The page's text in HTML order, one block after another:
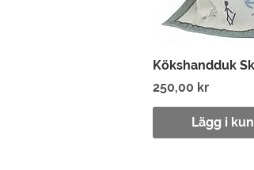
Kökshandduk
Pris
250,00 kr
Lägg i